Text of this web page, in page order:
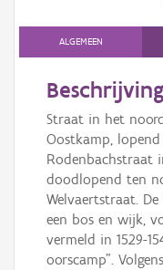
AanmeldenALGEMEEN
Straat in het
Oostkamp,
Rodenbachstraat
doodlopend ten
Welvaertstraat.
een bos en wijk,
vermeld in 1529-
oorscamp".